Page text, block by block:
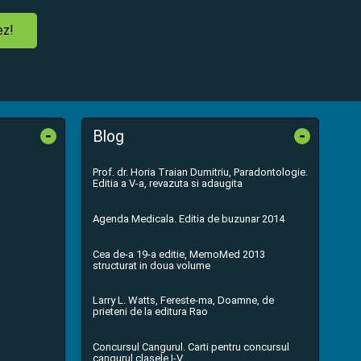
- Blog -
Prof. dr. Horia Traian Dumitriu, Paradontologie.
Editia a V-a, revazuta si adaugita
Agenda Medicala. Editia de buzunar 2014
Cea de-a 19-a editie, MemoMed 2013
structurat in doua volume
Larry L. Watts, Fereste-ma, Doamne, de
prieteni de la editura Rao
Concursul Cangurul. Carti pentru concursul
cangurul clasele I-V